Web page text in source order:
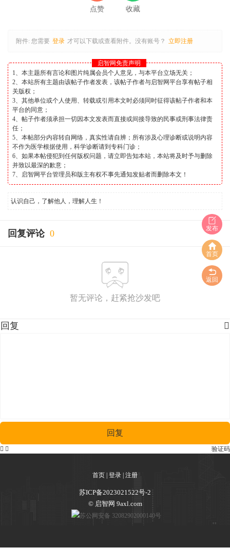
点赞 收藏
附件: 您需要 登录 才可以下载或查看附件。没有账号？ 立即注册
启智网免责声明
1、本主题所有言论和图片纯属会员个人意见，与本平台立场无关；
2、本站所有主题由该帖子作者发表，该帖子作者与启智网平台享有帖子相
关版权；
3、其他单位或个人使用、转载或引用本文时必须同时征得该帖子作者和本
平台的同意；
4、帖子作者须承担一切因本文发表而直接或间接导致的民事或刑事法律责
任；
5、本帖部分内容转自网络，真实性请自辨；所有涉及心理诊断或说明内容
不作为医学根据使用，科学诊断请到专科门诊；
6、如果本帖侵犯到任何版权问题，请立即告知本站，本站将及时予与删除
并致以最深的歉意；
7、启智网平台管理员和版主有权不事先通知发贴者而删除本文！
认识自己，了解他人，理解人生！
回复评论 0
暂无评论，赶紧抢沙发吧
发布
首页
返回

回复
回复
验证码
 
首页 登录 注册
苏ICP备2023021522号-2
© 启智网 9axl.com
苏公网安备 32082902000140号